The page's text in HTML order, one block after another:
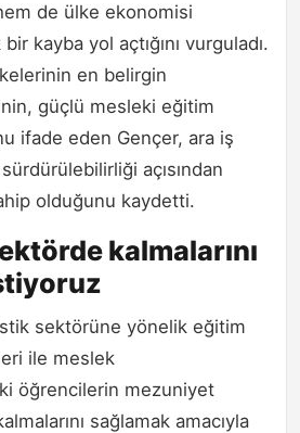
de ülke ekonomisi
kayba yol açtığını vurguladı.
en belirgin
güçlü mesleki eğitim
ifade eden Gençer, ara iş
açısından
olduğunu kaydetti.
kalmalarını
sektörüne yönelik eğitim
ile meslek
öğrencilerin mezuniyet
sağlamak amacıyla